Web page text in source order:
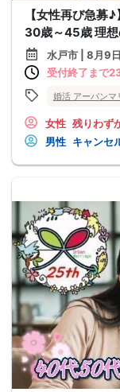
【女性再び急募
30歳～45歳 理
水戸市 | 8月9
受付終了まで
婚活 アーバンマ
女性 残りわず
男性 キャンセ